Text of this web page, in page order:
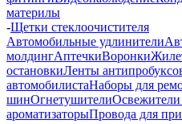
материлы
-Щетки стеклоочистителя
Автомобильные удлинители
молдингАптечкиВоронки
остановкиЛенты
автомобилистаНаборы для
шинОгнетушителиОсвежители
ароматизаторыПровода для